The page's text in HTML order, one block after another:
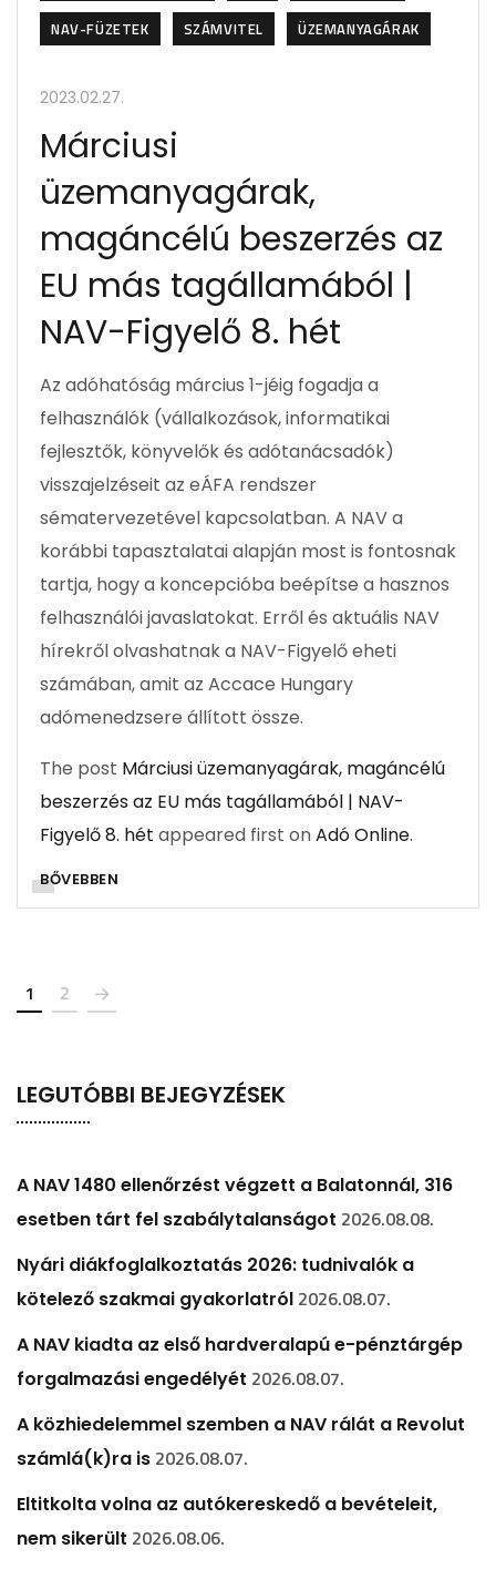
NAV-FÜZETEK SZÁMVITEL ÜZEMANYAGÁRAK
2023.02.27.
Márciusi
üzemanyagárak,
magáncélú beszerzés az
EU más tagállamából |
NAV-Figyelő 8. hét
Az adóhatóság március 1-jéig fogadja a
felhasználók (vállalkozások, informatikai
fejlesztők, könyvelők és adótanácsadók)
visszajelzéseit az eÁFA rendszer
sématervezetével kapcsolatban. A NAV a
korábbi tapasztalatai alapján most is fontosnak
tartja, hogy a koncepcióba beépítse a hasznos
felhasználói javaslatokat. Erről és aktuális NAV
hírekről olvashatnak a NAV-Figyelő eheti
számában, amit az Accace Hungary
adómenedzsere állított össze.
The post Márciusi üzemanyagárak, magáncélú
beszerzés az EU más tagállamából | NAV-
Figyelő 8. hét appeared first onAdó Online.
BŐVEBBEN
1 2
LEGUTÓBBI BEJEGYZÉSEK
A NAV 1480 ellenőrzést végzett a Balatonnál, 316
esetben tárt fel szabálytalanságot 2026.08.08.
Nyári diákfoglalkoztatás 2026: tudnivalók a
kötelező szakmai gyakorlatról 2026.08.07.
A NAV kiadta az első hardveralapú e-pénztárgép
forgalmazási engedélyét 2026.08.07.
A közhiedelemmel szemben a NAV rálát a Revolut
számlá(k)ra is 2026.08.07.
Eltitkolta volna az autókereskedő a bevételeit,
nem sikerült 2026.08.06.